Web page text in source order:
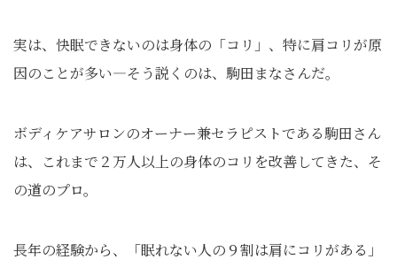
実は、快眠できないのは身体の「コリ」、特に肩コリが原
因のことが多い―そう説くのは、駒田まなさんだ。
ボディケアサロンのオーナー兼セラピストである駒田さん
は、これまで２万人以上の身体のコリを改善してきた、そ
の道のプロ。
長年の経験から、「眠れない人の９割は肩にコリがある」